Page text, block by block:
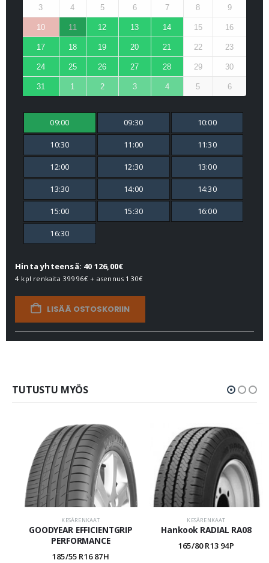
3 4 5 6 7 8 9
10 11 12 13 14 15 16
17 18 19 20 21 22 23
24 25 26 27 28 29 30
31 1 2 3 4 5 6
09:00 09:30 10:00
10:30 11:00 11:30
12:00 12:30 13:00
13:30 14:00 14:30
15:00 15:30 16:00
16:30
Hinta yhteensä: 40 126,00€
4 kpl renkaita 39996€ + asennus 130€
LISÄÄ OSTOSKORIIN
TUTUSTU MYÖS
KESÄRENKAAT
GOODYEAR EFFICIENTGRIP
PERFORMANCE
185/55 R16 87H
KESÄRENKAAT
Hankook RADIAL RA08
165/80 R13 94P